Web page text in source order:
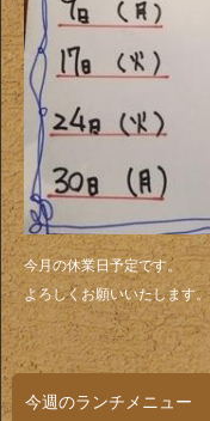
今月の休業日予定です。
よろしくお願いいたします。
今週のランチメニュー